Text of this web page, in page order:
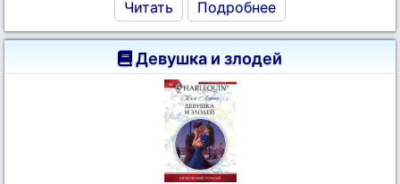
Читать Подробнее
Девушка и злодей